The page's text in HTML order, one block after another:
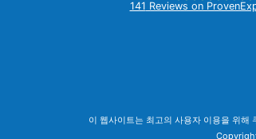
141 Reviews on
이 웹사이트는 최고의 사용자 이용을 위해